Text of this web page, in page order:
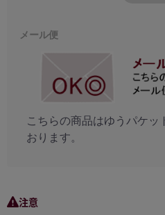
メール便
こちらの商品はゆうパケッ
おります。
注意